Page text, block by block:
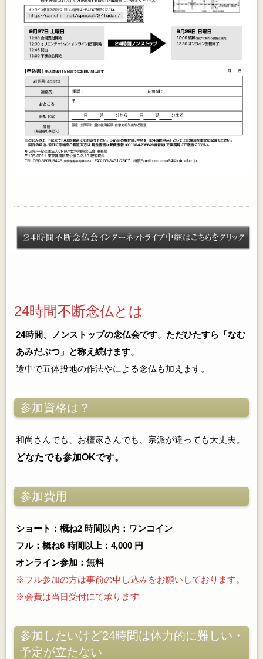
24時間不断念仏とは
24時間、ノンストップの念仏会です。ただひたすら「なむ
あみだぶつ」と称え続けます。
途中で五体投地の作法やによる念仏も加えます。
参加資格は？
和尚さんでも、お檀家さんでも、宗派が違っても大丈夫。
どなたでも参加OKです。
参加費用
ショート：概ね2 時間以内：ワンコイン
フル：概ね6 時間以上：4,000 円
オンライン参加：無料
※フル参加の方は事前の申し込みをお願いしております。
※会費は当日受付にて承ります
参加したいけど24時間は体力的に難しい・
予定が立たない